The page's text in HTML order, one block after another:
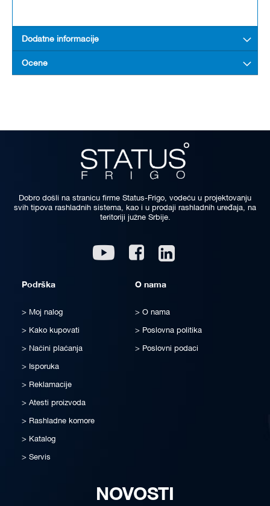
Dodatne informacije
Ocene
Dobro došli na stranicu firme Status-Frigo, vodeću u projektovanju
svih tipova rashladnih sistema, kao i u prodaji rashladnih uređaja, na
teritoriji južne Srbije.
Youtube Facebook
Podrška
Moj nalog
Kako kupovati
Načini plaćanja
Isporuka
Reklamacije
Atesti proizvoda
Rashladne komore
Katalog
Servis
O nama
O nama
Poslovna politika
Poslovni podaci
NOVOSTI